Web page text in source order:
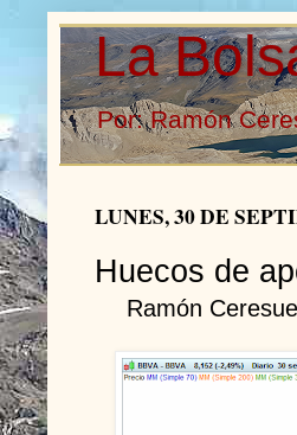
La
Por: Ramón
LUNES, 30 DE
Huecos de
Ramón